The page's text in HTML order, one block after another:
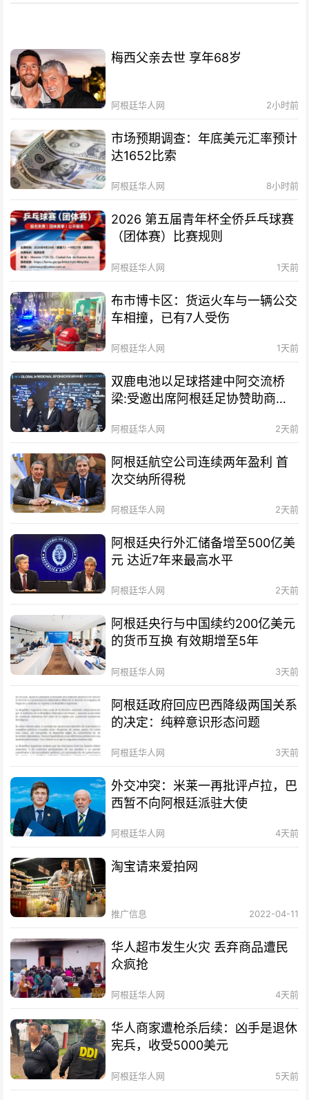
梅西父亲去世 享年68岁
阿根廷华人网 2小时前
市场预期调查：年底美元汇率预计
达1652比索
阿根廷华人网 8小时前
2026 第五届青年杯全侨乒乓球赛
（团体赛）比赛规则
阿根廷华人网 1天前
布市博卡区：货运火车与一辆公交
车相撞，已有7人受伤
阿根廷华人网 1天前
双鹿电池以足球搭建中阿交流桥
梁:受邀出席阿根廷足协赞助商招
阿根廷华人网 2天前
阿根廷航空公司连续两年盈利 首
次交纳所得税
阿根廷华人网 2天前
阿根廷央行外汇储备增至500亿美
元 达近7年来最高水平
阿根廷华人网 2天前
阿根廷央行与中国续约200亿美元
的货币互换 有效期增至5年
阿根廷华人网 3天前
阿根廷政府回应巴西降级两国关系
的决定：纯粹意识形态问题
阿根廷华人网 3天前
外交冲突：米莱一再批评卢拉，巴
西暂不向阿根廷派驻大使
阿根廷华人网 4天前
淘宝请来爱拍网
推广信息 2022-04-11
华人超市发生火灾 丢弃商品遭民
众疯抢
阿根廷华人网 4天前
华人商家遭枪杀后续：凶手是退休
宪兵，收受5000美元
阿根廷华人网 5天前